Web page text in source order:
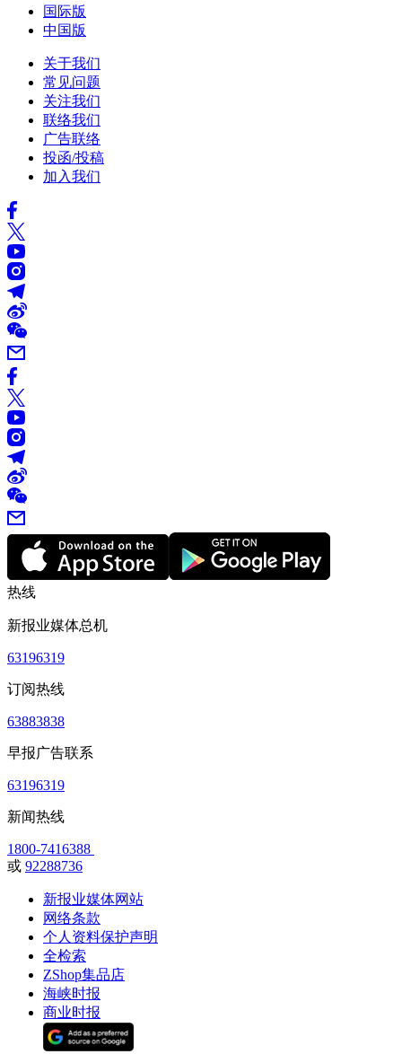
国际版
中国版
关于我们
常见问题
关注我们
联络我们
广告联络
投函/投稿
加入我们
热线
新报业媒体总机
63196319
订阅热线
63883838
早报广告联系
63196319
新闻热线
1800-7416388
或 92288736
新报业媒体网站
网络条款
个人资料保护声明
全检索
ZShop集品店
海峡时报
商业时报